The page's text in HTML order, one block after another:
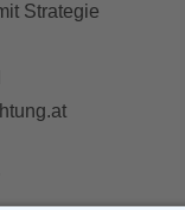
Strategie